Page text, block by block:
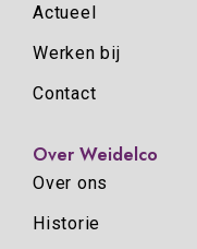
Actueel
Werken bij
Contact
Over Weidelco
Over ons
Historie